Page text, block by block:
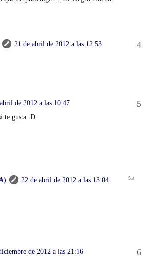
21 de abril de 2012 a las 12:53
de 2012 a las 10:47
te gusta :D
22 de abril de 2012 a las 13:04
de 2012 a las 21:16